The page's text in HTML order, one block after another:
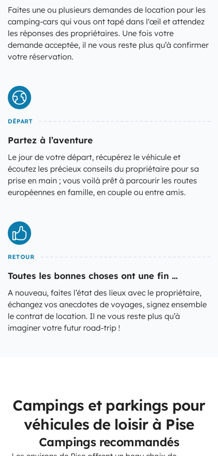
Faites une ou plusieurs demandes de location pour les
camping-cars qui vous ont tapé dans l'œil et attendez
les réponses des propriétaires. Une fois votre
demande acceptée, il ne vous reste plus qu’à confirmer
votre réservation.
DÉPART
Partez à l’aventure
Le jour de votre départ, récupérez le véhicule et
écoutez les précieux conseils du propriétaire pour sa
prise en main ; vous voilà prêt à parcourir les routes
européennes en famille, en couple ou entre amis.
RETOUR
Toutes les bonnes choses ont une fin ...
A nouveau, faites l’état des lieux avec le propriétaire,
échangez vos anecdotes de voyages, signez ensemble
le contrat de location. Il ne vous reste plus qu’à
imaginer votre futur road-trip !
Campings et parkings pour
véhicules de loisir à Pise
Campings recommandés